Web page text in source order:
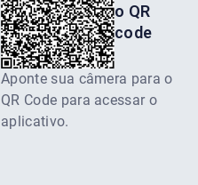
o QR
code
Aponte sua câmera para o
QR Code para acessar o
aplicativo.